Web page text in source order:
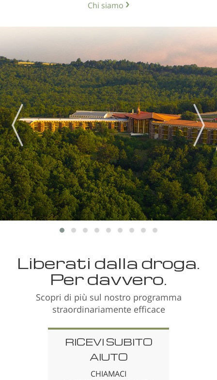
Chi siamo
Liberati dalla droga.
Per davvero.
Scopri di più sul nostro programma
straordinariamente efficace
RICEVI SUBITO
AIUTO
CHIAMACI